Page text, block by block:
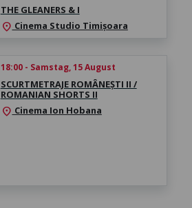
THE GLEANERS & I
location_on Cinema Studio Timișoara
18:00 - Samstag, 15 August
SCURTMETRAJE ROMÂNEȘTI II /
ROMANIAN SHORTS II
location_on Cinema Ion Hobana